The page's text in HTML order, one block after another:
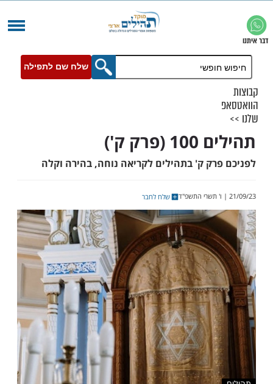
שלח שם לתפילה
ק')
ק' בתהילים לקריאה נוחה, בהירה וקלה
שלח לחבר